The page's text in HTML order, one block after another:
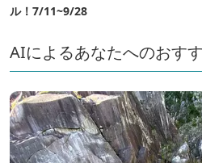
ル！7/11~9/28
AIによるあなたへのおす